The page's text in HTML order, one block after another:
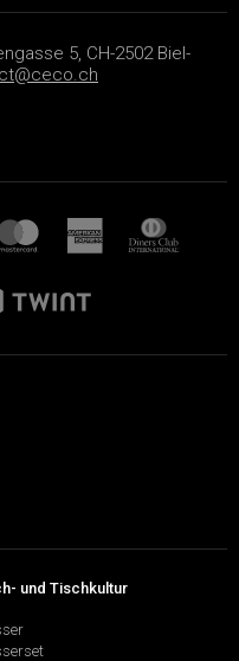
5, CH-2502 Biel-
und Tischkultur